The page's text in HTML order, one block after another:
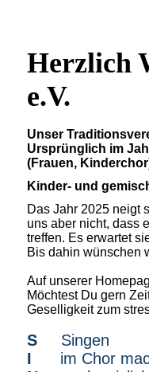
Herzlich
e.V.
Unser
Ursprünglich im
(Frauen,
Kinder- und
Das Jahr 2025 neigt
uns aber nicht, dass
treffen. Es erwartet
Bis dahin wünschen
Auf unserer
Möchtest Du gern
Geselligkeit zum
S Singen
I im Chor